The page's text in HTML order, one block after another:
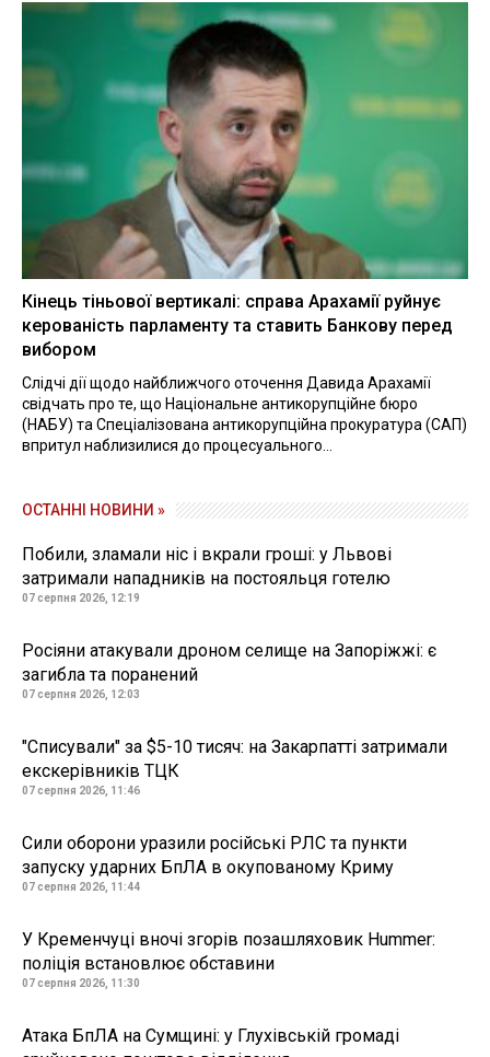
Кінець тіньової вертикалі: справа Арахамії руйнує
керованість парламенту та ставить Банкову перед
вибором
Слідчі дії щодо найближчого оточення Давида Арахамії
свідчать про те, що Національне антикорупційне бюро
(НАБУ) та Спеціалізована антикорупційна прокуратура (САП)
впритул наблизилися до процесуального...
ОСТАННІ НОВИНИ »
Побили, зламали ніс і вкрали гроші: у Львові
затримали нападників на постояльця готелю
07 серпня 2026, 12:19
Росіяни атакували дроном селище на Запоріжжі: є
загибла та поранений
07 серпня 2026, 12:03
"Списували" за $5-10 тисяч: на Закарпатті затримали
екскерівників ТЦК
07 серпня 2026, 11:46
Сили оборони уразили російські РЛС та пункти
запуску ударних БпЛА в окупованому Криму
07 серпня 2026, 11:44
У Кременчуці вночі згорів позашляховик Hummer:
поліція встановлює обставини
07 серпня 2026, 11:30
Атака БпЛА на Сумщині: у Глухівській громаді